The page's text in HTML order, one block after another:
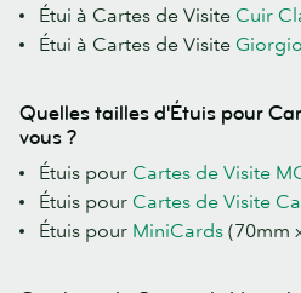
Étui à Cartes de Visite Cuir
Étui à Cartes de Visite
Quelles tailles d'Étuis pour
vous ?
Étuis pour Cartes de Visite
Étuis pour Cartes de Visite
Étuis pour MiniCards (70mm